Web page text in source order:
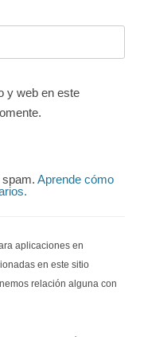
y web en este
Aprende cómo
aplicaciones en
en este sitio
relación alguna con